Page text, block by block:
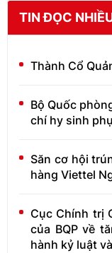
TIN ĐỌC
Thành Cổ
Bộ Quốc
chí hy sinh
Săn cơ hội
hàng Viettel
Cục Chính trị
của BQP về
hành kỷ luật